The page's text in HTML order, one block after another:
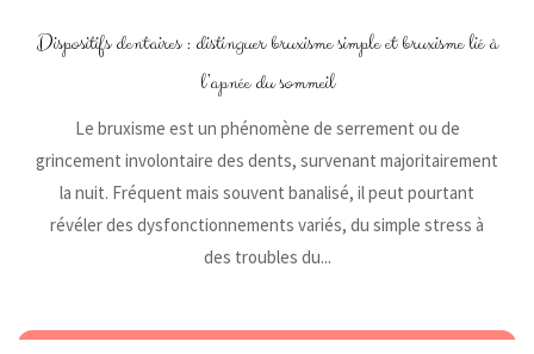
Dispositifs dentaires : distinguer bruxisme simple et bruxisme lié à
l’apnée du sommeil
Le bruxisme est un phénomène de serrement ou de
grincement involontaire des dents, survenant majoritairement
la nuit. Fréquent mais souvent banalisé, il peut pourtant
révéler des dysfonctionnements variés, du simple stress à
des troubles du...